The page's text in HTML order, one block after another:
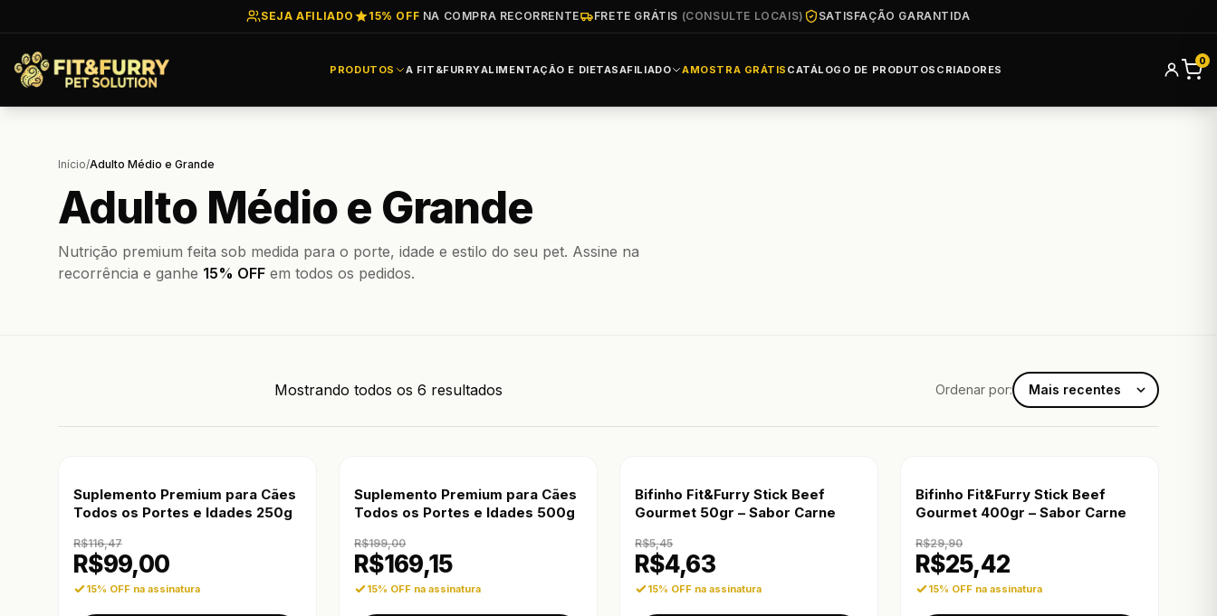
SEJA AFILIADO 15% OFF NA COMPRA RECORRENTE FRETE GRÁTIS (CONSULTE LOCAIS) SATISFAÇÃO GARANTIDA
PRODUTOS A FIT&FURRYALIMENTAÇÃO E DIETASAFILIADO AMOSTRA GRÁTIS CATÁLOGO DE PRODUTOS CRIADORES
0
Início/Adulto Médio e Grande
Adulto Médio e Grande
Nutrição premium feita sob medida para o porte, idade e estilo do seu pet. Assine na
recorrência e ganhe 15% OFF em todos os pedidos.
Mostrando todos os 6 resultados Ordenar por:
Suplemento Premium para Cães
Todos os Portes e Idades 250g
R$116,47
R$99,00
15% OFF na assinatura
Suplemento Premium para Cães
Todos os Portes e Idades 500g
R$199,00
R$169,15
15% OFF na assinatura
Bifinho Fit&Furry Stick Beef
Gourmet 50gr – Sabor Carne
R$5,45
R$4,63
15% OFF na assinatura
Bifinho Fit&Furry Stick Beef
Gourmet 400gr – Sabor Carne
R$29,90
R$25,42
15% OFF na assinatura